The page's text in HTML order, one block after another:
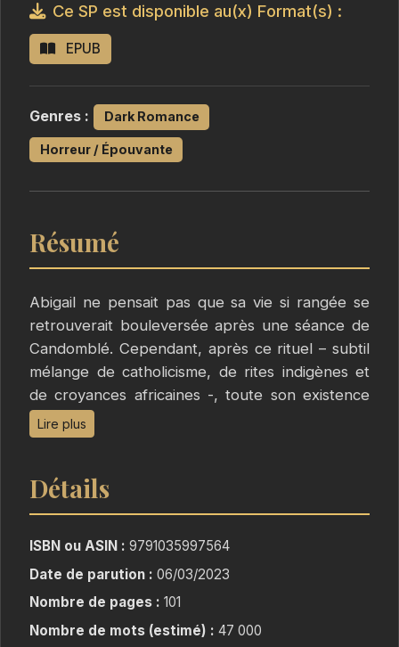
Ce SP est disponible au(x) Format(s) :
EPUB
Genres : Dark Romance
Horreur / Épouvante
Résumé
Abigail ne pensait pas que sa vie si rangée se
retrouverait bouleversée après une séance de
Candomblé. Cependant, après ce rituel – subtil
mélange de catholicisme, de rites indigènes et
de croyances africaines -, toute son existence
vole en éclat et la voilà liée à un redoutable
prédateur. Comment échapper à un être
Lire plus
Détails
ISBN ou ASIN : 9791035997564
Date de parution : 06/03/2023
Nombre de pages : 101
Nombre de mots (estimé) : 47 000